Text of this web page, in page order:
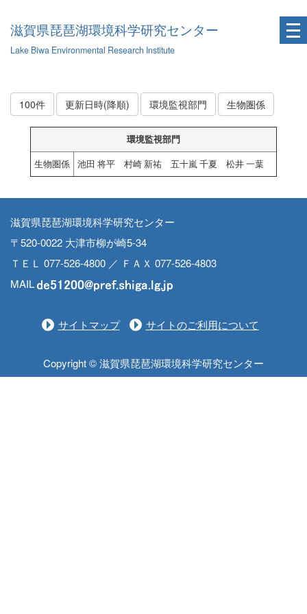
滋賀県琵琶湖環境科学研究センター
Lake Biwa Environmental Research Institute
100件 更新日時(降順) 環境監視部門 生物圏係
環境監視部門
生物圏係
池田 将平 村崎 新祐 五十嵐 千夏 松井 一葉
滋賀県琵琶湖環境科学研究センター
〒520-0022 大津市柳が崎5-34
ＴＥＬ 077-526-4800 ／ ＦＡＸ 077-526-4803
MAIL
サイトマップ サイトのご利用について
Copyright © 滋賀県琵琶湖環境科学研究センター